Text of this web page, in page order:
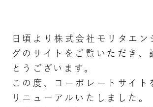
日頃より株式会社モリタエン
グのサイトをご覧いただき、
とうございます。
この度、コーポレートサイト
リニューアルいたしました。